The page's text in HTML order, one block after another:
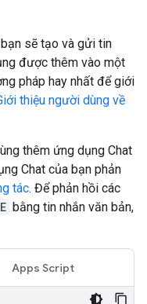
sẽ tạo và gửi tin
được thêm vào một
pháp hay nhất để giới
thiệu người dùng về
thêm ứng dụng Chat
Chat của bạn phản
tác. Để phản hồi các
bằng tin nhắn văn bản,
Apps Script